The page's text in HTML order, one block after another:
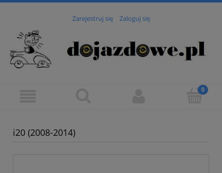
Zarejestruj się Zaloguj się
i20 (2008-2014)